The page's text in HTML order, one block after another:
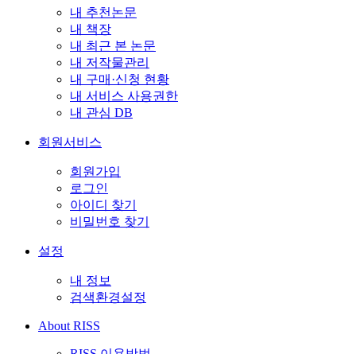
내 추천논문
내 책장
내 최근 본 논문
내 저작물관리
내 구매·신청 현황
내 서비스 사용권한
내 관심 DB
회원서비스
회원가입
로그인
아이디 찾기
비밀번호 찾기
설정
내 정보
검색환경설정
About RISS